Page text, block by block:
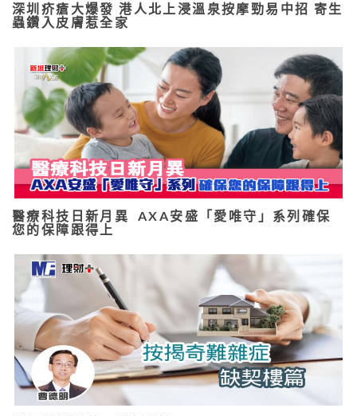
深圳疥瘡大爆發 港人北上浸溫泉按摩勁易中招 寄生
蟲鑽入皮膚惹全家
醫療科技日新月異 AXA安盛「愛唯守」系列確保
您的保障跟得上